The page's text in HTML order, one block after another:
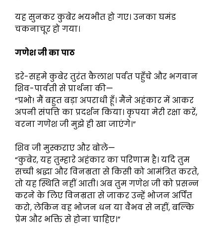
यह सुनकर कुबेर भयभीत हो गए। उनका घमंड
चकनाचूर हो गया।
गणेश जी का पाठ
डरे-सहमे कुबेर तुरंत कैलाश पर्वत पहुँचे और भगवान
शिव-पार्वती से प्रार्थना की—
“प्रभो! मैं बहुत बड़ा अपराधी हूँ। मैंने अहंकार में आकर
अपनी संपत्ति का प्रदर्शन किया। कृपया मेरी रक्षा करें,
वरना गणेश जी मुझे ही खा जाएंगे।”
शिव जी मुस्कराए और बोले—
“कुबेर, यह तुम्हारे अहंकार का परिणाम है। यदि तुम
सच्ची श्रद्धा और विनम्रता से किसी को आमंत्रित करते,
तो यह स्थिति नहीं आती। अब तुम गणेश जी को प्रसन्न
करने के लिए विनम्रता से जाकर उन्हें भोजन अर्पित
करो, लेकिन वह भोजन धन या वैभव से नहीं, बल्कि
प्रेम और भक्ति से होना चाहिए।”